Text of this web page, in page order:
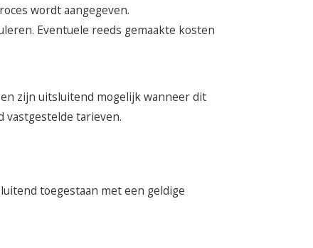
wordt aangegeven.
Eventuele reeds gemaakte kosten
zijn uitsluitend mogelijk wanneer dit
vastgestelde tarieven.
toegestaan met een geldige